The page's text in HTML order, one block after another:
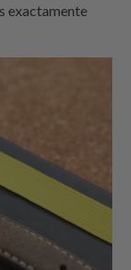
exactamente